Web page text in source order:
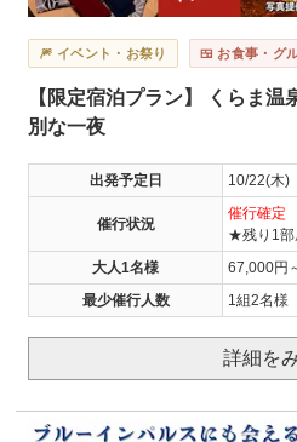
🎆 イベント・お祭り 🍱 お食事・グ
【限定宿泊プラン】 くらま
別な一夜
出発予定日 10/22(木)
催行状況
催行確定
★残り1部
大人1名様
67,000円
最少催行人数
1組2名様
詳細を